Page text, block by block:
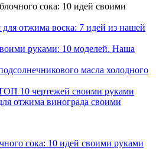
сока: 10 идей своими
отжима воска: 7 идей из нашей
руками: 10 моделей. Наша
масла холодного
10 чертежей своими руками
отжима винограда своими